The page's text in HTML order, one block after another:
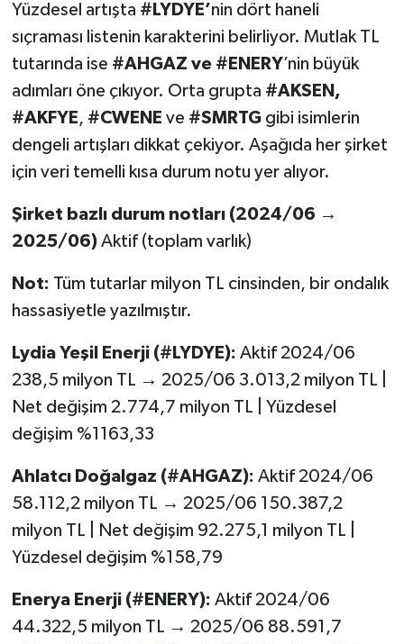
Yüzdesel artışta #LYDYE’nin dört haneli
sıçraması listenin karakterini belirliyor. Mutlak TL
tutarında ise #AHGAZ ve #ENERY’nin büyük
adımları öne çıkıyor. Orta grupta #AKSEN,
#AKFYE, #CWENE ve #SMRTGgibi isimlerin
dengeli artışları dikkat çekiyor. Aşağıda her şirket
için veri temelli kısa durum notu yer alıyor.
Şirket bazlı durum notları (2024/06 →
2025/06) Aktif (toplam varlık)
Not: Tüm tutarlar milyon TL cinsinden, bir ondalık
hassasiyetle yazılmıştır.
Lydia Yeşil Enerji (#LYDYE): Aktif 2024/06
238,5 milyon TL → 2025/06 3.013,2 milyon TL |
Net değişim 2.774,7 milyon TL | Yüzdesel
değişim %1163,33
Ahlatcı Doğalgaz (#AHGAZ): Aktif 2024/06
58.112,2 milyon TL → 2025/06 150.387,2
milyon TL | Net değişim 92.275,1 milyon TL |
Yüzdesel değişim %158,79
Enerya Enerji (#ENERY): Aktif 2024/06
44.322,5 milyon TL → 2025/06 88.591,7